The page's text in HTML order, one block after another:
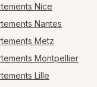
Nice
Nantes
Metz
Montpellier
Lille